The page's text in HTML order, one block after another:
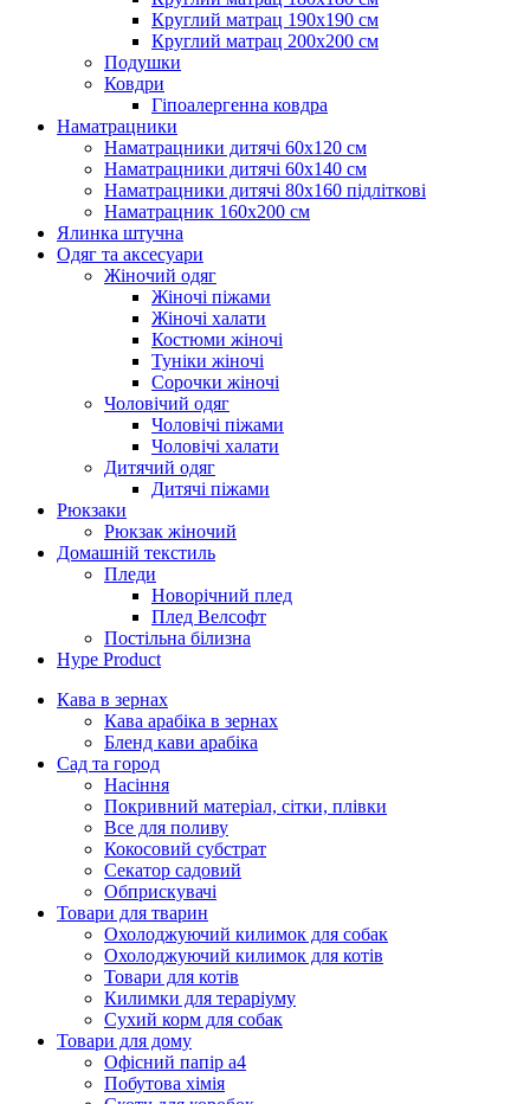
Круглий матрац 190х190 см
Круглий матрац 200х200 см
Подушки
Ковдри
Гіпоалергенна ковдра
Наматрацники
Наматрацники дитячі 60х120 см
Наматрацники дитячі 60х140 см
Наматрацники дитячі 80х160 підліткові
Наматрацник 160х200 см
Ялинка штучна
Одяг та аксесуари
Жіночий одяг
Жіночі піжами
Жіночі халати
Костюми жіночі
Туніки жіночі
Сорочки жіночі
Чоловічий одяг
Чоловічі піжами
Чоловічі халати
Дитячий одяг
Дитячі піжами
Рюкзаки
Рюкзак жіночий
Домашній текстиль
Пледи
Новорічний плед
Плед Велсофт
Постільна білизна
Hype Product
Кава в зернах
Кава арабіка в зернах
Бленд кави арабіка
Сад та город
Насіння
Покривний матеріал, сітки, плівки
Все для поливу
Кокосовий субстрат
Секатор садовий
Обприскувачі
Товари для тварин
Охолоджуючий килимок для собак
Охолоджуючий килимок для котів
Товари для котів
Килимки для тераріуму
Сухий корм для собак
Товари для дому
Офісний папір а4
Побутова хімія